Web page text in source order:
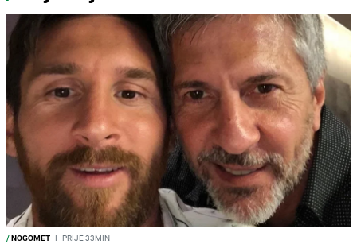
/NOGOMET I PRIJE 33MIN